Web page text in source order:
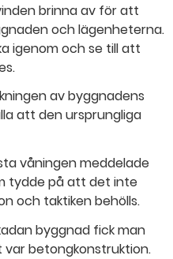
brinna av för att
och lägenheterna.
igenom och se till att
av byggnadens
att den ursprungliga
våningen meddelade
tydde på att det inte
och taktiken behölls.
byggnad fick man
betongkonstruktion.